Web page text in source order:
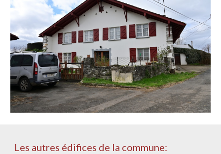
Les autres édifices de la commune: